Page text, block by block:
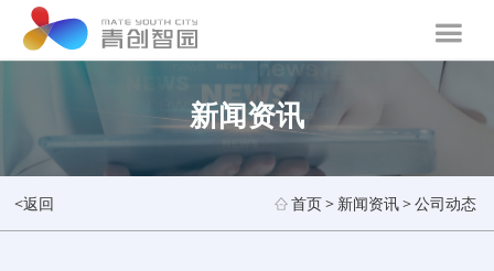
新闻资讯
<返回 首页> 新闻资讯>公司动态